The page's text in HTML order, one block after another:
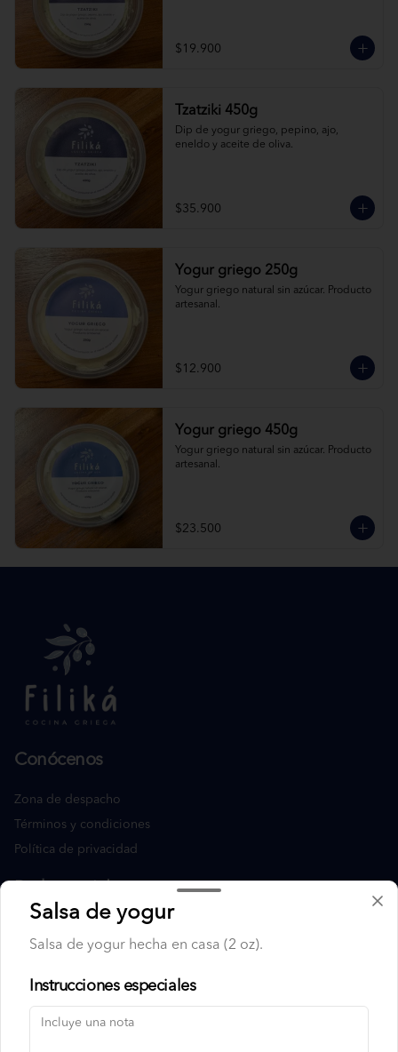
$19.900
Tzatziki 450g
Dip de yogur griego, pepino, ajo,
eneldo y aceite de oliva.
$35.900
Yogur griego 250g
Yogur griego natural sin azúcar. Producto
artesanal.
$12.900
Yogur griego 450g
Yogur griego natural sin azúcar. Producto
artesanal.
$23.500
Conócenos
Zona de despacho
Términos y condiciones
Política de privacidad
Facebook
Salsa de yogur
Salsa de yogur hecha en casa (2 oz).
Instrucciones especiales